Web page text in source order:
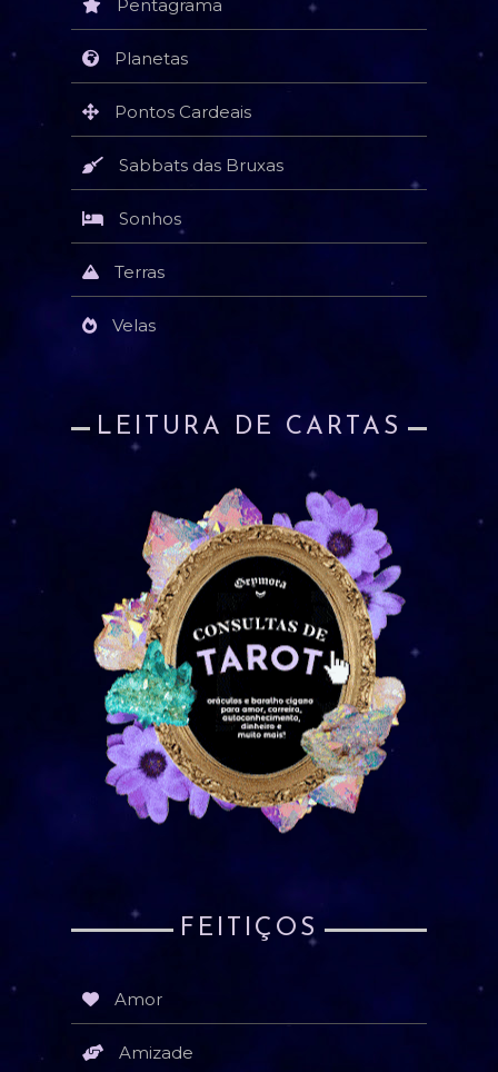
Pentagrama
Planetas
Pontos Cardeais
Sabbats das Bruxas
Sonhos
Terras
Velas
LEITURA DE CARTAS
FEITIÇOS
Amor
Amizade